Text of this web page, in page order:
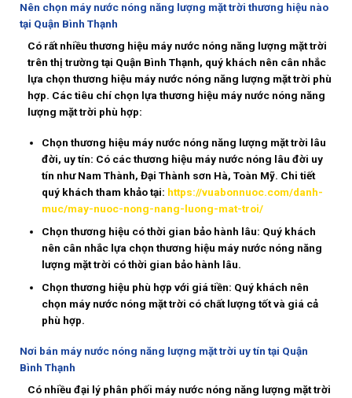
Nên chọn máy nước nóng năng lượng mặt trời thương hiệu nào
tại Quận Bình Thạnh
Có rất nhiều thương hiệu máy nước nóng năng lượng mặt trời
trên thị trường tại Quận Bình Thạnh, quý khách nên cân nhắc
lựa chọn thương hiệu máy nước nóng năng lượng mặt trời phù
hợp. Các tiêu chí chọn lựa thương hiệu máy nước nóng năng
lượng mặt trời phù hợp:
Chọn thương hiệu máy nước nóng năng lượng mặt trời lâu
đời, uy tín: Có các thương hiệu máy nước nóng lâu đời uy
tín như Nam Thành, Đại Thành sơn Hà, Toàn Mỹ. Chi tiết
quý khách tham khảo tại: https://vuabonnuoc.com/danh-
muc/may-nuoc-nong-nang-luong-mat-troi/
Chọn thương hiệu có thời gian bảo hành lâu: Quý khách
nên cân nhắc lựa chọn thương hiệu máy nước nóng năng
lượng mặt trời có thời gian bảo hành lâu.
Chọn thương hiệu phù hợp với giá tiền: Quý khách nên
chọn máy nước nóng mặt trời có chất lượng tốt và giá cả
phù hợp.
Nơi bán máy nước nóng năng lượng mặt trời uy tín tại Quận
Bình Thạnh
Có nhiều đại lý phân phối máy nước nóng năng lượng mặt trời